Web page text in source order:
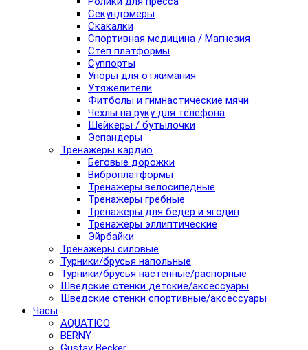
Секундомеры
Скакалки
Спортивная медицина / Магнезия
Степ платформы
Суппорты
Упоры для отжимания
Утяжелители
Фитболы и гимнастические мячи
Чехлы на руку для телефона
Шейкеры / бутылочки
Эспандеры
Тренажеры кардио
Беговые дорожки
Виброплатформы
Тренажеры велосипедные
Тренажеры гребные
Тренажеры для бедер и ягодиц
Тренажеры эллиптические
Эйрбайки
Тренажеры силовые
Турники/брусья напольные
Турники/брусья настенные/распорные
Шведские стенки детские/аксессуары
Шведские стенки спортивные/аксессуары
Часы
AQUATICO
BERNY